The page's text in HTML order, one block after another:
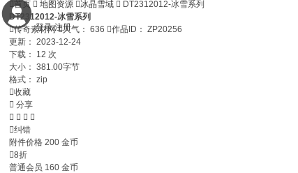
登录 注册
首页  地图资源 冰晶雪域  DT2312012-冰雪系列
DT2312012-冰雪系列
传奇素材网 人气：636 作品ID：ZP20256
更新：
2023-12-24
下载：
12 次
大小：
381.00字节
格式：
zip
收藏
 分享
   
纠错
附件价格200 金币
8折
普通会员 160 金币